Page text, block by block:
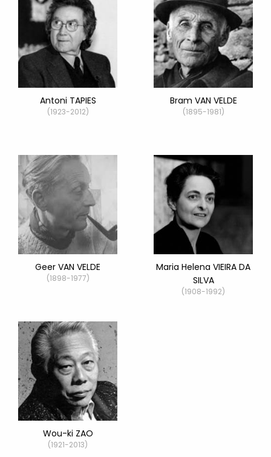
Antoni TAPIES
(1923-2012)
Bram VAN VELDE
(1895-1981)
Geer VAN VELDE
(1898-1977)
Maria Helena VIEIRA DA
SILVA
(1908-1992)
Wou-ki ZAO
(1921-2013)